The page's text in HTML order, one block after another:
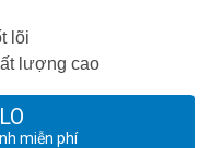
lõi
lượng cao
miễn phí